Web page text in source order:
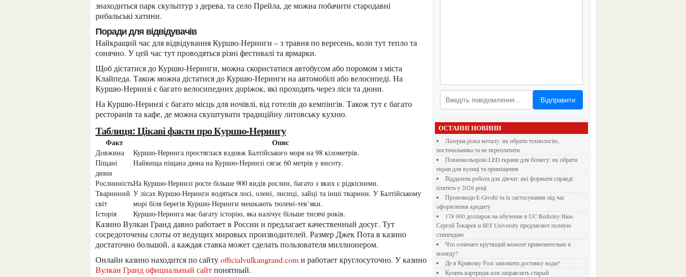
знаходиться парк скульптур з дерева, та село Прейла, де можна побачити стародавні
рибальські хатини.
Поради для відвідувачів
Найкращий час для відвідування Куршю-Неринги – з травня по вересень, коли тут тепло та
сонячно. У цей час тут проводяться різні фестивалі та ярмарки.
Щоб дістатися до Куршю-Неринги, можна скористатися автобусом або поромом з міста
Клайпеда. Також можна дістатися до Куршю-Неринги на автомобілі або велосипеді. На
Куршю-Неринзі є багато велосипедних доріжок, які проходять через ліси та дюни.
На Куршю-Неринзі є багато місць для ночівлі, від готелів до кемпінгів. Також тут є багато
ресторанів та кафе, де можна скуштувати традиційну литовську кухню.
Таблиця: Цікаві факти про Куршю-Нерингу
Факт Опис
Довжина
Куршю-Неринга простяглася вздовж Балтійського моря на 98 кілометрів.
Піщані
дюни
Найвища піщана дюна на Куршю-Неринзі сягає 60 метрів у висоту.
Рослинність На Куршю-Неринзі росте більше 900 видів рослин, багато з яких є рідкісними.
Тваринний
світ
У лісах Куршю-Неринги водяться лосі, олені, лисиці, зайці та інші тварини. У Балтійському
морі біля берегів Куршю-Неринги мешкають тюлені-тев’яки.
Історія
Куршю-Неринга має багату історію, яка налічує більше тисячі років.
Казино Вулкан Гранд давно работает в России и предлагает качественный досуг. Тут
сосредоточены слоты от ведущих мировых производителей. Размер Джек Пота в казино
достаточно большой, а каждая ставка может сделать пользователя миллионером.
Онлайн казино находится по сайтуofficialvulkangrand.comи работает круглосуточно. У казино
Вулкан Гранд официальный сайтпонятный.
Відправити
ОСТАННІ НОВИНИ
Лазерна різка металу: як обрати технологію,
постачальника та не переплатити
Повнокольорові LED екрани для бізнесу: як обрати
екран для вулиці та приміщення
Віддалена робота для дівчат: які формати справді
платять у 2026 році
Промокоди E-Groshi та їх застосування під час
оформлення кредиту
178 000 долларов на обучение в UC Berkeley Haas.
Сергей Токарев и SET University предлагают полную
стипендию
Что означает крутящий момент применительно к
мопеду?
Де в Кривому Розі замовити доставку води?
Купить картридж или заправлять старый